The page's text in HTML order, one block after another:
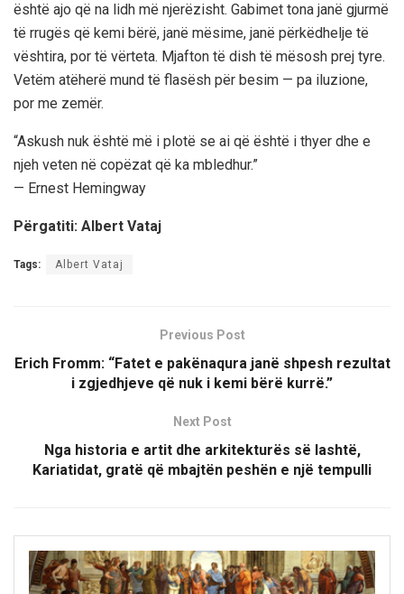
është ajo që na lidh më njerëzisht. Gabimet tona janë gjurmë
të rrugës që kemi bërë, janë mësime, janë përkëdhelje të
vështira, por të vërteta. Mjafton të dish të mësosh prej tyre.
Vetëm atëherë mund të flasësh për besim — pa iluzione,
por me zemër.
“Askush nuk është më i plotë se ai që është i thyer dhe e
njeh veten në copëzat që ka mbledhur.”
— Ernest Hemingway
Përgatiti: Albert Vataj
Tags: Albert Vataj
Previous Post
Erich Fromm: “Fatet e pakënaqura janë shpesh rezultat
i zgjedhjeve që nuk i kemi bërë kurrë.”
Next Post
Nga historia e artit dhe arkitekturës së lashtë,
Kariatidat, gratë që mbajtën peshën e një tempulli